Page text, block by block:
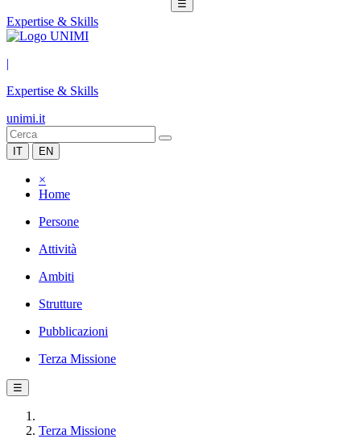
☰
Expertise & Skills
|
Expertise & Skills
unimi.it
IT EN
×
Home
Persone
Attività
Ambiti
Strutture
Pubblicazioni
Terza Missione
☰
Terza Missione